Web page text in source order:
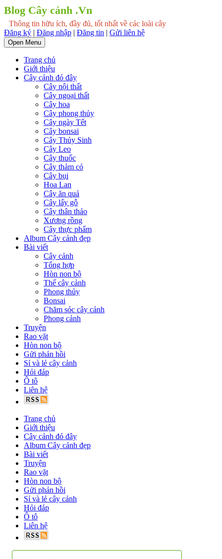
Blog Cây cảnh .Vn
Thông tin hữu ích, đầy đủ, tốt nhất về các loài cây
Đăng ký | Đăng nhập | Đăng tin | Gửi liên hệ
Open Menu
Trang chủ
Giới thiệu
Cây cảnh đó đây
Cây nội thất
Cây ngoại thất
Cây hoa
Cây phong thủy
Cây ngày Tết
Cây bonsai
Cây Thủy Sinh
Cây Leo
Cây thuốc
Cây thảm cỏ
Cây bụi
Hoa Lan
Cây ăn quả
Cây lấy gỗ
Cây thân thảo
Xương rồng
Cây thực phẩm
Album Cây cảnh đẹp
Bài viết
Cây cảnh
Tổng hợp
Hòn non bộ
Thế cây cảnh
Phong thủy
Bonsai
Chăm sóc cây cảnh
Phong cảnh
Truyện
Rao vặt
Hòn non bộ
Gửi phản hồi
Sỉ và lẻ cây cảnh
Hỏi đáp
Ô tô
Liên hệ
Trang chủ
Giới thiệu
Cây cảnh đó đây
Album Cây cảnh đẹp
Bài viết
Truyện
Rao vặt
Hòn non bộ
Gửi phản hồi
Sỉ và lẻ cây cảnh
Hỏi đáp
Ô tô
Liên hệ